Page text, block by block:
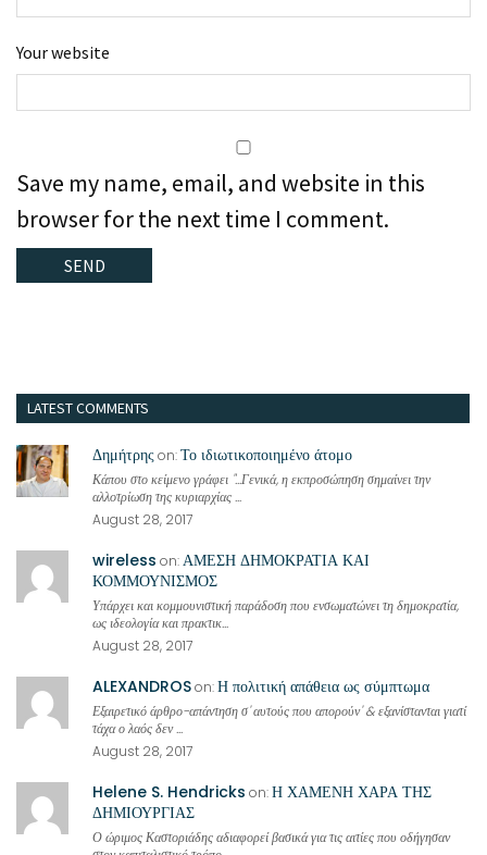
Your website
Save my name, email, and website in this
browser for the next time I comment.
LATEST COMMENTS
Δημήτρηςon:Το ιδιωτικοποιημένο άτομο
Κάπου στο κείμενο γράφει "...Γενικά, η εκπροσώπηση σημαίνει την
αλλοτρίωση της κυριαρχίας ...
August 28, 2017
wireless on:ΑΜΕΣΗ ΔΗΜΟΚΡΑΤΙΑ ΚΑΙ
ΚΟΜΜΟΥΝΙΣΜΟΣ
Υπάρχει και κομμουνιστική παράδοση που ενσωματώνει τη δημοκρατία,
ως ιδεολογία και πρακτικ...
August 28, 2017
ALEXANDROSon:Η πολιτική απάθεια ως σύμπτωμα
Εξαιρετικό άρθρο-απάντηση σ' αυτούς που απορούν' & εξανίστανται γιατί
τάχα ο λαός δεν ...
August 28, 2017
Helene S. Hendricks on:Η ΧΑΜΕΝΗ ΧΑΡΑ ΤΗΣ
ΔΗΜΙΟΥΡΓΙΑΣ
Ο ώριμος Καστοριάδης αδιαφορεί βασικά για τις αιτίες που οδήγησαν